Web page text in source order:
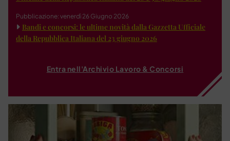
Pubblicazione: venerdì 26 Giugno 2026
Bandi e concorsi: le ultime novità dalla Gazzetta Ufficiale
della Repubblica Italiana del 23 giugno 2026
Entra nell'Archivio Lavoro & Concorsi